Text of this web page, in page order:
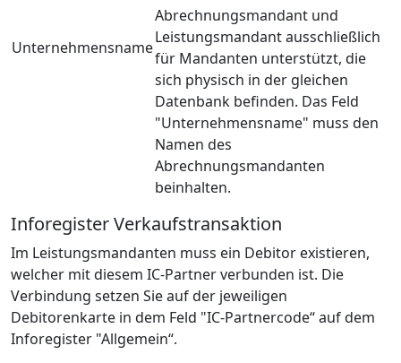
Unternehmensname
Abrechnungsmandant und
Leistungsmandant ausschließlich
für Mandanten unterstützt, die
sich physisch in der gleichen
Datenbank befinden. Das Feld
"Unternehmensname" muss den
Namen des
Abrechnungsmandanten
beinhalten.
Inforegister Verkaufstransaktion
Im Leistungsmandanten muss ein Debitor existieren,
welcher mit diesem IC-Partner verbunden ist. Die
Verbindung setzen Sie auf der jeweiligen
Debitorenkarte in dem Feld "IC-Partnercode“ auf dem
Inforegister "Allgemein“.